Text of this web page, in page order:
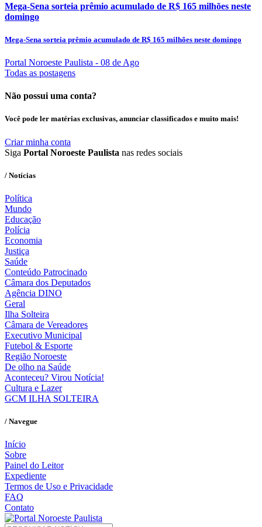
Mega-Sena sorteia prêmio acumulado de R$ 165 milhões neste
domingo
Mega-Sena sorteia prêmio acumulado de R$ 165 milhões neste domingo
Portal Noroeste Paulista - 08 de Ago
Todas as postagens
Não possui uma conta?
Você pode ler matérias exclusivas, anunciar classificados e muito mais!
Criar minha conta
Siga Portal Noroeste Paulista nas redes sociais
/ Notícias
Política
Mundo
Educação
Polícia
Economia
Justiça
Saúde
Conteúdo Patrocinado
Câmara dos Deputados
Agência DINO
Geral
Ilha Solteira
Câmara de Vereadores
Executivo Municipal
Futebol & Esporte
Região Noroeste
De olho na Saúde
Aconteceu? Virou Notícia!
Cultura e Lazer
GCM ILHA SOLTEIRA
/ Navegue
Início
Sobre
Painel do Leitor
Expediente
Termos de Uso e Privacidade
FAQ
Contato